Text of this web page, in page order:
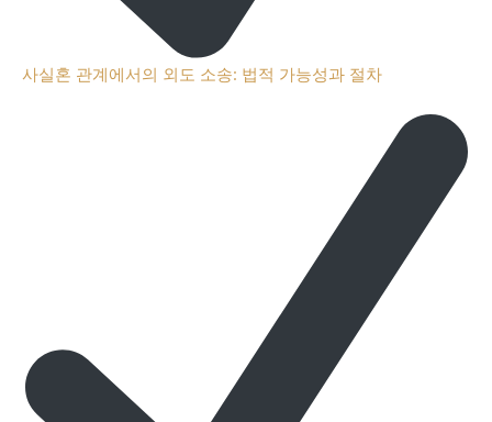
사실혼 관계에서의 외도 소송: 법적 가능성과 절차